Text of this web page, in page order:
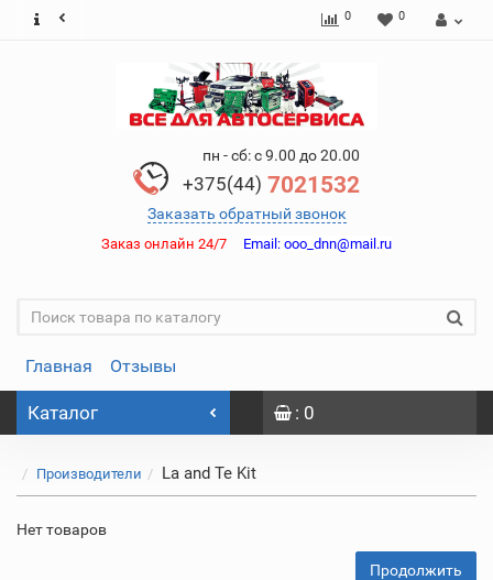
0 0
пн - сб: с 9.00 до 20.00
+375(44) 7021532
Заказать обратный звонок
Заказ онлайн 24/7 Email: ooo_dnn@mail.ru
Главная Отзывы
Каталог : 0
Производители La and Te Kit
Нет товаров
Продолжить